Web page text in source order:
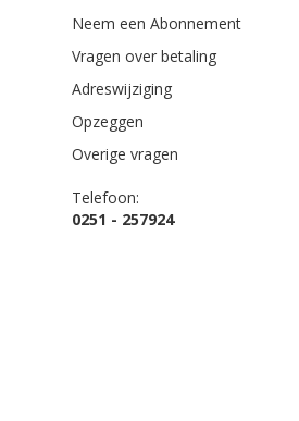
Neem een Abonnement
Vragen over betaling
Adreswijziging
Opzeggen
Overige vragen
Telefoon:
0251 - 257924